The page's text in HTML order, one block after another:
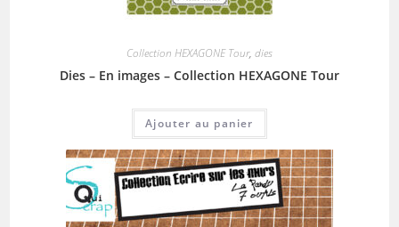
Collection HEXAGONE Tour, dies
Dies – En images – Collection HEXAGONE Tour
Ajouter au panier